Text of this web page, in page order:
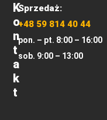
K
O
N
T
A
K
T
Sprzedaż:
+48 59 814 40 44
pon. – pt. 8:00 – 16:00
sob. 9:00 – 13:00